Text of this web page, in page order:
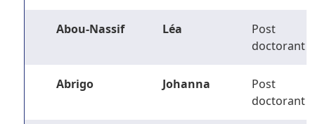
Abou-Nassif Léa
Post
doctorant
Abrigo Johanna
Post
doctorant